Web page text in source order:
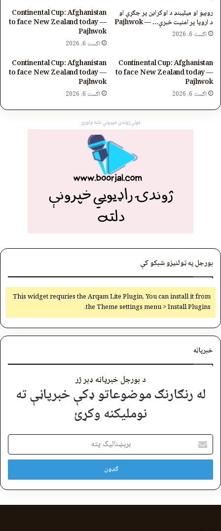
روبیو او میلیبنډ د اوکراین پر جګړې او
د اروپا پر امنیت خبرې… — Pajhwok
اگست 6, 2026
Continental Cup: Afghanistan
to face New Zealand today —
Pajhwok
اگست 6, 2026
Continental Cup: Afghanistan
to face New Zealand today —
Pajhwok
اگست 6, 2026
Continental Cup: Afghanistan
to face New Zealand today —
Pajhwok
اگست 6, 2026
ټولې ژوندۍ خپرونې دلته واورئ
بورجل په ټولنیزو شبکو کې
This widget requries the Arqam Lite Plugin, You can install it from
the Theme settings menu > Install Plugins.
خبرپاڼه
د بورجل خبرپاڼه ډېر ژر
له رنګارنګ موضوعاتو ډکې خبرپاڼې ته
نوملیکنه وکړئ
برېښنالیک
پته